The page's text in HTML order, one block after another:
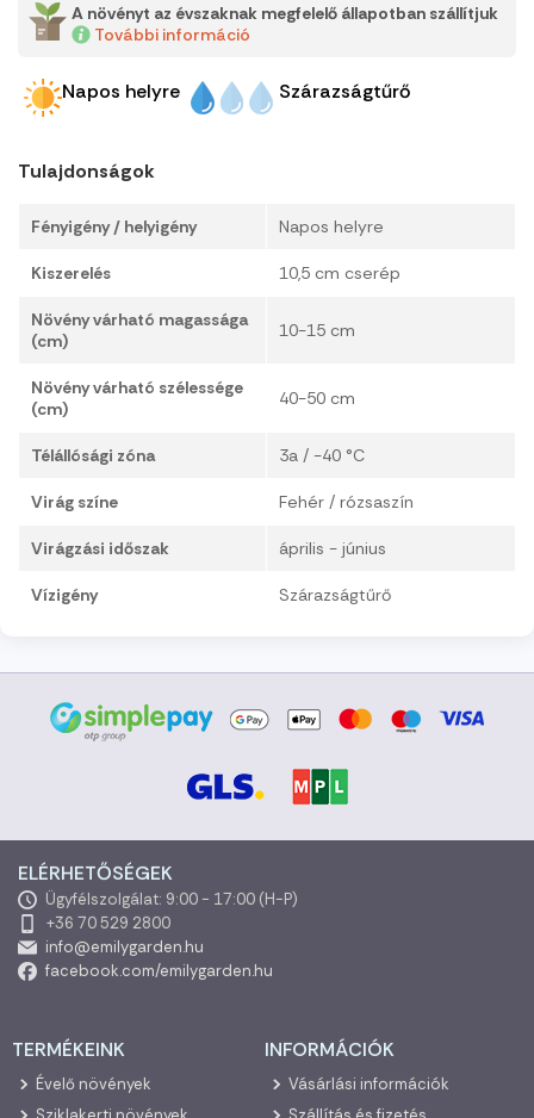
A növényt az évszaknak megfelelő állapotban szállítjuk
További információ
Napos helyre Szárazságtűrő
Tulajdonságok
Fényigény / helyigény Napos helyre
Kiszerelés 10,5 cm cserép
Növény várható magassága
(cm)
10-15 cm
Növény várható szélessége
(cm)
40-50 cm
Télállósági zóna 3a / -40 °C
Virág színe Fehér / rózsaszín
Virágzási időszak április - június
Vízigény Szárazságtűrő
ELÉRHETŐSÉGEK
Ügyfélszolgálat: 9:00 - 17:00 (H-P)
+36 70 529 2800
info@emilygarden.hu
facebook.com/emilygarden.hu
TERMÉKEINK
Évelő növények
INFORMÁCIÓK
Vásárlási információk